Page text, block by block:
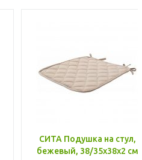
СИТА Подушка на стул,
бежевый, 38/35x38x2 см